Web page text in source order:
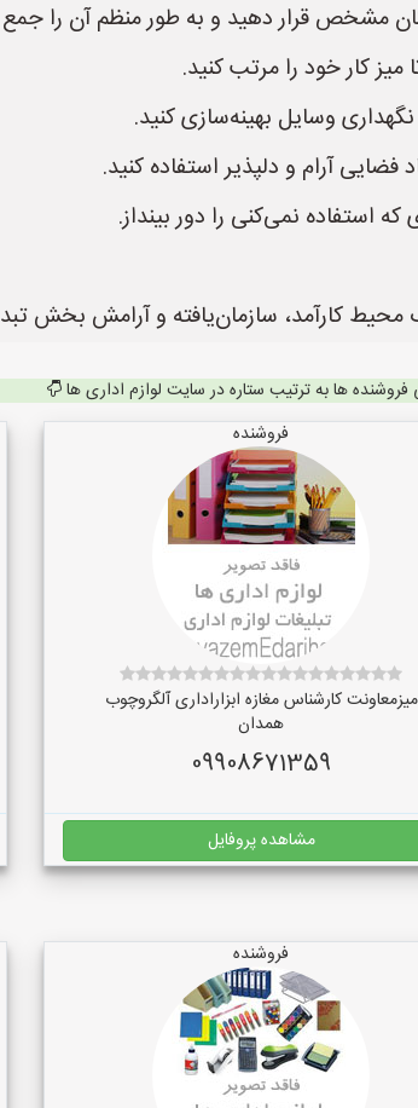
مشخص قرار دهید و به طور منظم آن را جمع
کار خود را مرتب کنید.
وسایل بهینه‌سازی کنید.
آرام و دلپذیر استفاده کنید.
استفاده نمی‌کنی را دور بینداز.
محیط کارآمد، سازمان‌یافته و آرامش بخش
ها به ترتیب ستاره در سایت لوازم اداری ها
فروشنده
میزمعاونت کارشناس مغازه ابزاراداری آلگروچوب
همدان
09908671359
مشاهده پروفایل
فروشنده